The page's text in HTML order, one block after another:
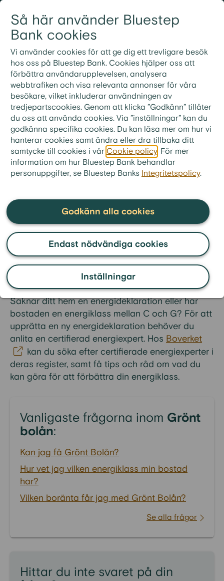
Så här använder Bluestep
Bank cookies
Vi använder cookies för att ge dig ett trevligare besök
hos oss på Bluestep Bank. Cookies hjälper oss att
förbättra användarupplevelsen, analysera
webbtrafiken och visa relevanta annonser för våra
besökare, vilket inkluderar användningen av
tredjepartscookies. Genom att klicka ”Godkänn” tillåter
du oss att använda cookies. Via ”inställningar” kan du
godkänna specifika cookies. Du kan läsa mer om hur vi
hanterar cookies samt ändra eller dra tillbaka ditt
samtycke till cookies i vår Cookie policy . För mer
information om hur Bluestep Bank behandlar
personuppgifter, se Bluestep Banks Integritetspolicy.
Inställningar
Endast nödvändiga cookies
Godkänn alla cookies
Meny
Vanliga frågor och
svar
bluestep.se > Kundservice > Frågor & Svar
Bolån > Grönt bolån
Hur får jag som ny eller befintlig
kund Grönt Bolån?
Nya och befintliga kunder vars boenden har en
energideklaration med energiklass A eller B
registrerad hos Boverket får ränteavdraget
applicerat automatiskt från och med den 26
Saknar ditt hem en energideklaration eller har
bostaden en energiklass mellan C och G? För att
upprätta en ny energideklaration behöver du
anlita en certifierad energiexpert. Hos Boverket
kan du söka efter certifierade energiexperter i
deras register, samt få tips och råd om vad du
kan göra för att förbättra din energiklass.
Vanligaste frågorna inom Grönt
bolån:
Kan jag få Grönt Bolån?
Hur vet jag vilken energiklass min bostad
har?
Vilken boränta får jag med Grönt Bolån?
Se alla frågor
Hittar du inte svaret på din